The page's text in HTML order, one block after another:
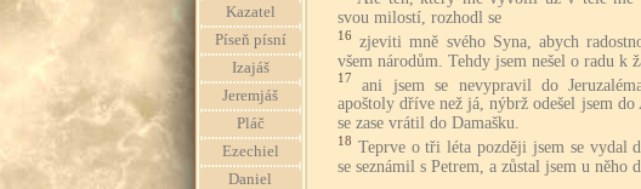
Kazatel
Píseň písní
Izajáš
Jeremjáš
Pláč
Ezechiel
Daniel
svou milostí, rozhodl se
16
zjeviti mně svého Syna, abych
všem národům. Tehdy jsem nešel o radu k
17
ani jsem se nevypravil do
apoštoly dříve než já, nýbrž odešel jsem do
se zase vrátil do Damašku.
18 Teprve o tři léta později jsem se vydal
se seznámil s Petrem, a zůstal jsem u něho